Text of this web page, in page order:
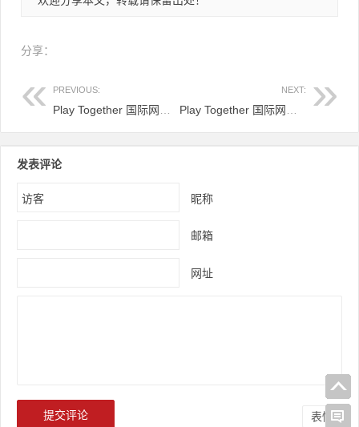
分享：
PREVIOUS: NEXT:
发表评论
昵称
邮箱
网址
表情